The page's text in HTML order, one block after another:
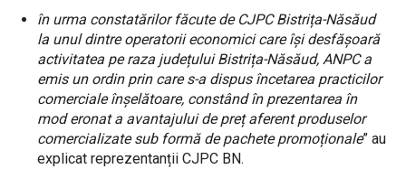
în urma constatărilor făcute de CJPC Bistrița-Năsăud
la unul dintre operatorii economici care își desfășoară
activitatea pe raza județului Bistrița-Năsăud, ANPC a
emis un ordin prin care s-a dispus încetarea practicilor
comerciale înșelătoare, constând în prezentarea în
mod eronat a avantajului de preț aferent produselor
comercializate sub formă de pachete promoționale” au
explicat reprezentanții CJPC BN.